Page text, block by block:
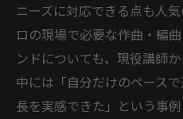
ニーズに対応できる点も人
ロの現場で必要な作曲・編
ンドについても、現役講師
中には「自分だけのペース
長を実感できた」という事例